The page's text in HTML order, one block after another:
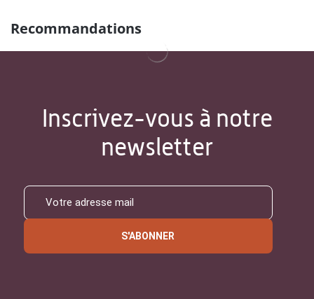
Recommandations
Inscrivez-vous à notre
newsletter
S'ABONNER